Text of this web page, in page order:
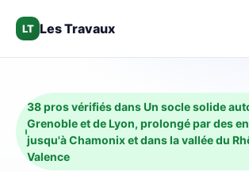
LT Les Travaux
38 pros vérifiés dans Un socle solide
Grenoble et de Lyon, prolongé par des
jusqu'à Chamonix et dans la vallée du
Valence